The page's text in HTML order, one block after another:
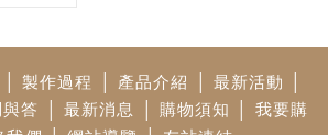
製作過程 產品介紹 最新活動
與答 最新消息 購物須知
我要購